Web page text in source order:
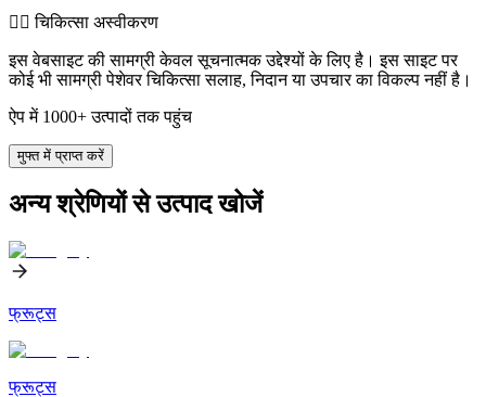
👨‍⚕️️ चिकित्सा अस्वीकरण
इस वेबसाइट की सामग्री केवल सूचनात्मक उद्देश्यों के लिए है। इस साइट पर
कोई भी सामग्री पेशेवर चिकित्सा सलाह, निदान या उपचार का विकल्प नहीं है।
ऐप में 1000+ उत्पादों तक पहुंच
मुफ्त में प्राप्त करें
अन्य श्रेणियों से उत्पाद खोजें
फ्रूट्स
फ्रूट्स